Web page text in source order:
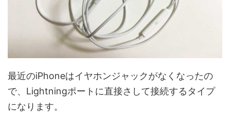
最近のiPhoneはイヤホンジャックがなくなったの
で、Lightningポートに直接さして接続するタイプ
になります。